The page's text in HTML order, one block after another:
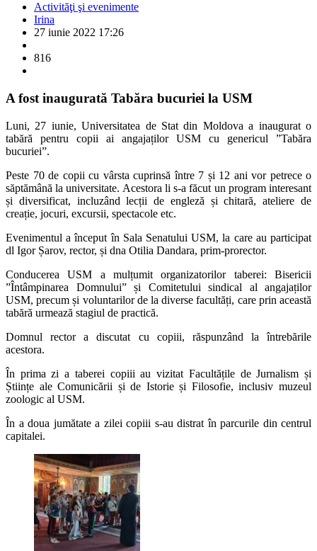
Activităţi şi evenimente
Irina
27 iunie 2022 17:26
816
A fost inaugurată Tabăra bucuriei la USM
Luni, 27 iunie, Universitatea de Stat din Moldova a inaugurat o
tabără pentru copii ai angajaților USM cu genericul ”Tabăra
bucuriei”.
Peste 70 de copii cu vârsta cuprinsă între 7 și 12 ani vor petrece o
săptămână la universitate. Acestora li s-a făcut un program interesant
și diversificat, incluzând lecții de engleză și chitară, ateliere de
creație, jocuri, excursii, spectacole etc.
Evenimentul a început în Sala Senatului USM, la care au participat
dl Igor Șarov, rector, și dna Otilia Dandara, prim-prorector.
Conducerea USM a mulțumit organizatorilor taberei: Bisericii
”Întâmpinarea Domnului” și Comitetului sindical al angajaților
USM, precum și voluntarilor de la diverse facultăți, care prin această
tabără urmează stagiul de practică.
Domnul rector a discutat cu copiii, răspunzând la întrebările
acestora.
În prima zi a taberei copiii au vizitat Facultățile de Jurnalism și
Științe ale Comunicării și de Istorie și Filosofie, inclusiv muzeul
zoologic al USM.
În a doua jumătate a zilei copiii s-au distrat în parcurile din centrul
capitalei.